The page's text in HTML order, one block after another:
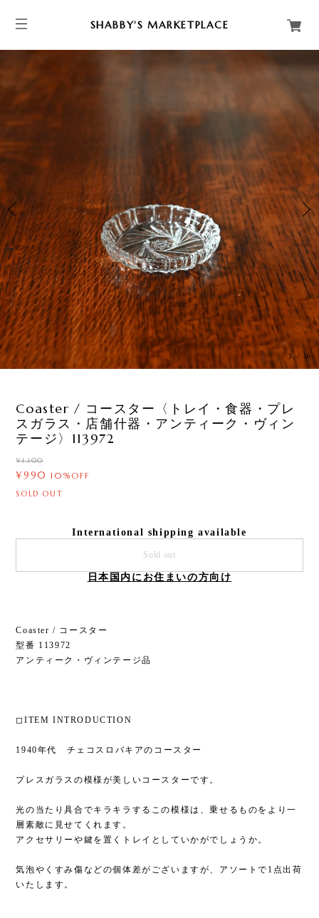
SHABBY'S MARKETPLACE
3/16
Coaster / コースター〈トレイ・食器・プレ
スガラス・店舗什器・アンティーク・ヴィン
テージ〉113972
¥1,100
¥990 10%OFF
SOLD OUT
International shipping available
Sold out
日本国内にお住まいの方向け
Coaster / コースター
型番 113972
アンティーク・ヴィンテージ品
◻︎ITEM INTRODUCTION
1940年代 チェコスロバキアのコースター
プレスガラスの模様が美しいコースターです。
光の当たり具合でキラキラするこの模様は、乗せるものをより一
層素敵に見せてくれます。
アクセサリーや鍵を置くトレイとしていかがでしょうか。
気泡やくすみ傷などの個体差がございますが、アソートで1点出荷
いたします。